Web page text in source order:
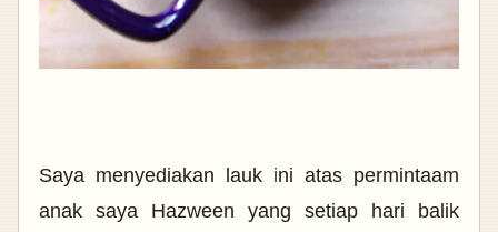
Saya menyediakan lauk ini atas permintaam
anak saya Hazween yang setiap hari balik